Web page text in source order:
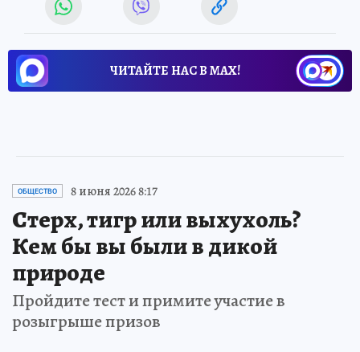
ЧИТАЙТЕ НАС В МАХ!
ОБЩЕСТВО 8 июня 2026 8:17
Стерх, тигр или выхухоль?
Кем бы вы были в дикой
природе
Пройдите тест и примите участие в
розыгрыше призов